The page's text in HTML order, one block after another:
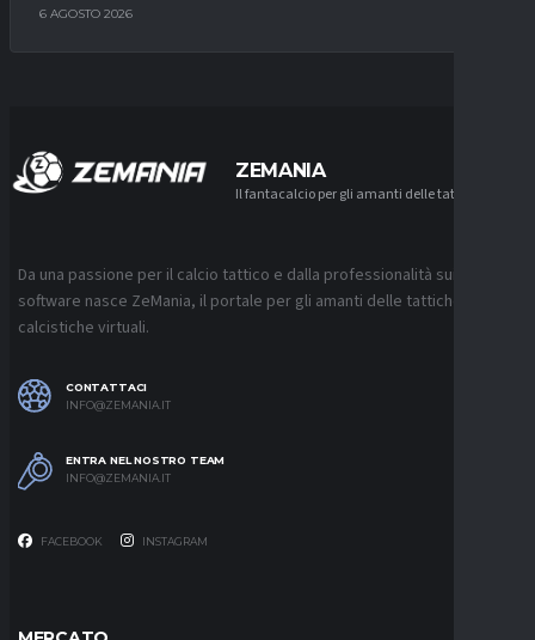
6 AGOSTO 2026
ZEMANIA
Il fantacalcio per gli amanti delle tattiche
Da una passione per il calcio tattico e dalla professionalità sui
software nasce ZeMania, il portale per gli amanti delle tattiche
calcistiche virtuali.
CONTATTACI
INFO@ZEMANIA.IT
ENTRA NEL NOSTRO TEAM
INFO@ZEMANIA.IT
FACEBOOK INSTAGRAM